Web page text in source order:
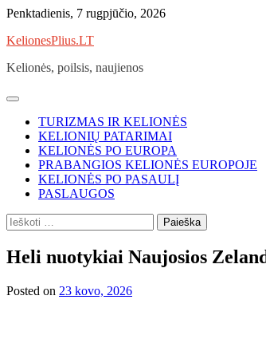
Skip
content
Penktadienis, 7 rugpjūčio, 2026
KelionesPlius.LT
Kelionės, poilsis, naujienos
TURIZMAS IR KELIONĖS
KELIONIŲ PATARIMAI
KELIONĖS PO EUROPA
PRABANGIOS KELIONĖS EUROPOJE
KELIONĖS PO PASAULĮ
PASLAUGOS
Ieškoti:
Heli nuotykiai Naujosios
Posted on 23 kovo, 2026